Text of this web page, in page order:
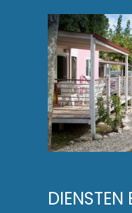
DIENSTEN